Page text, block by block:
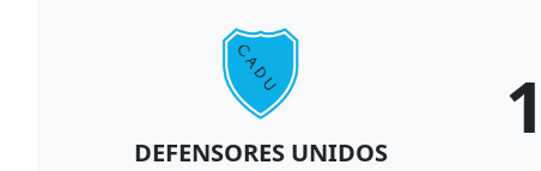
DEFENSORES UNIDOS 1